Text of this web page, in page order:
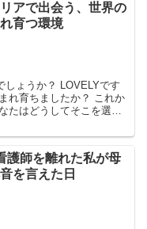
アで出会う、世界の
育つ環境
LOVELYです
護師を離れた私が母
を言えた日